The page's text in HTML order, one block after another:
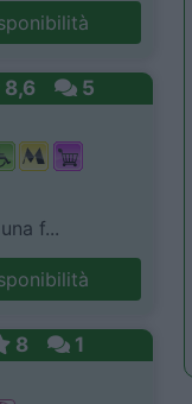
8,6 5
f...
8 1